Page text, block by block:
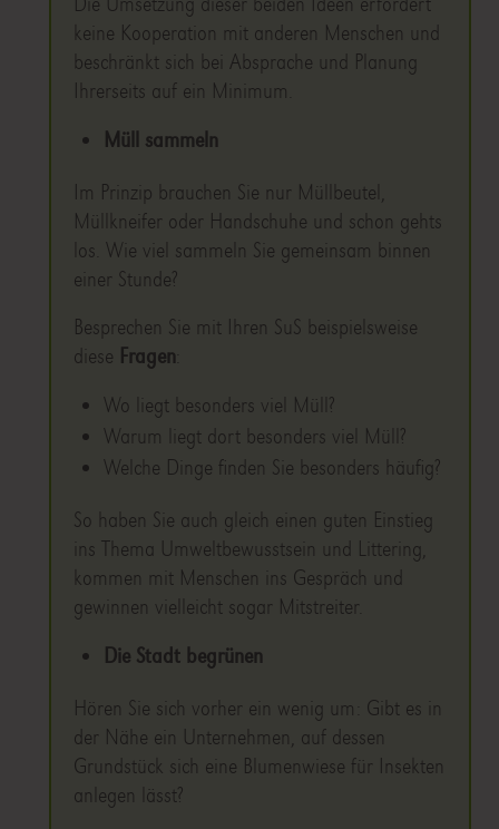
keine Kooperation mit anderen Menschen und
beschränkt sich bei Absprache und Planung
Ihrerseits auf ein Minimum.
Müll sammeln
Im Prinzip brauchen Sie nur Müllbeutel,
Müllkneifer oder Handschuhe und schon gehts
los. Wie viel sammeln Sie gemeinsam binnen
einer Stunde?
Besprechen Sie mit Ihren SuS beispielsweise
diese Fragen
Wo liegt besonders viel Müll?
Warum liegt dort besonders viel Müll?
Welche Dinge finden Sie besonders häufig?
So haben Sie auch gleich einen guten Einstieg
ins Thema Umweltbewusstsein und Littering,
kommen mit Menschen ins Gespräch und
gewinnen vielleicht sogar Mitstreiter.
Die Stadt begrünen
Hören Sie sich vorher ein wenig um: Gibt es in
der Nähe ein Unternehmen, auf dessen
Grundstück sich eine Blumenwiese für Insekten
anlegen lässt?